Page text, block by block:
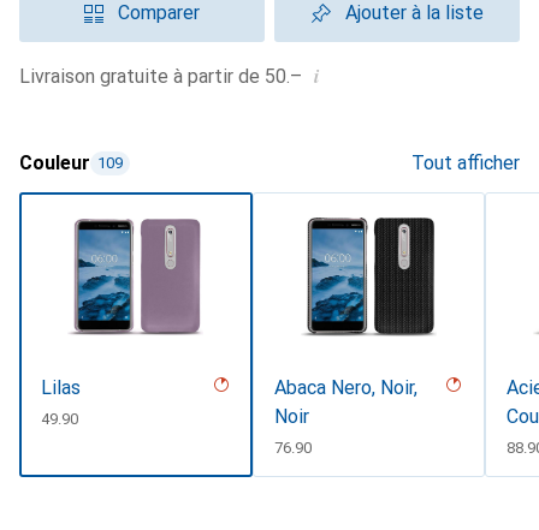
Comparer Ajouter à la liste
Livraison gratuite à partir de 50.– i
Couleur 109 Tout afficher
Lilas
CHF
49.90
Abaca Nero, Noir,
Noir
CHF
76.90 CHF